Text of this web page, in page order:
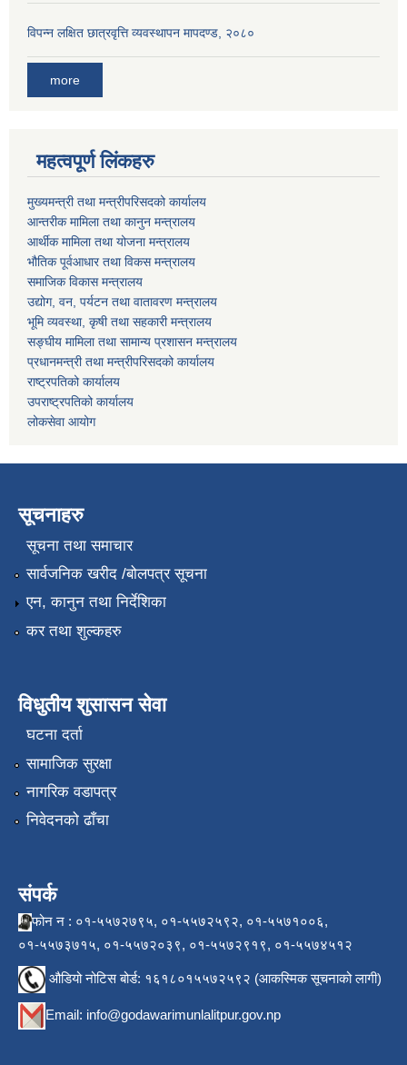
विपन्न लक्षित छात्रवृत्ति व्यवस्थापन मापदण्ड, २०८०
more
महत्वपूर्ण लिंकहरु
मुख्यमन्त्री तथा मन्त्रीपरिसदको कार्यालय
आन्तरीक मामिला तथा कानुन मन्त्रालय
आर्थीक मामिला तथा योजना मन्त्रालय
भौतिक पूर्वआधार तथा विकस मन्त्रालय
समाजिक विकास मन्त्रालय
उद्योग, वन, पर्यटन तथा वातावरण मन्त्रालय
भूमि व्यवस्था, कृषी तथा सहकारी मन्त्रालय
सङ्घीय मामिला तथा सामान्य प्रशासन मन्त्रालय
प्रधानमन्त्री तथा मन्त्रीपरिसदको कार्यालय
राष्ट्रपतिको कार्यालय
उपराष्ट्रपतिको कार्यालय
लोकसेवा आयोग
सूचनाहरु
सूचना तथा समाचार
सार्वजनिक खरीद /बोलपत्र सूचना
एन, कानुन तथा निर्देशिका
कर तथा शुल्कहरु
विधुतीय शुसासन सेवा
घटना दर्ता
सामाजिक सुरक्षा
नागरिक वडापत्र
निवेदनको ढाँचा
संपर्क
फोन न : ०१-५५७२७९५, ०१-५५७२५९२, ०१-५५७१००६,
०१-५५७३७१५, ०१-५५७२०३९, ०१-५५७२९१९, ०१-५५७४५१२
औडियो नोटिस बोर्ड: १६१८०१५५७२५९२ (आकस्मिक सूचनाको लागी)
Email: info@godawarimunlalitpur.gov.np